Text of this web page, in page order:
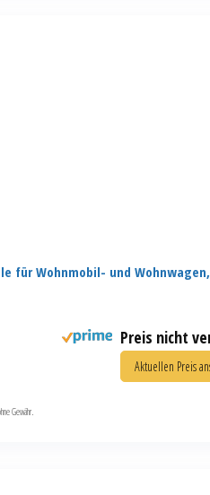
für Wohnmobil- und
Preis nicht
Aktuellen Preis
Gewähr.